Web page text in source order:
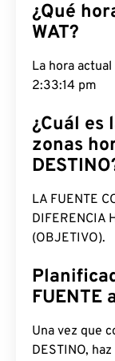
¿Qué
WAT?
La hora
2:33:15 pm
¿Cuál es
zonas
LA FUENTE
DIFERENCIA
(OBJETIVO).
FUENTE
Una vez que
DESTINO,